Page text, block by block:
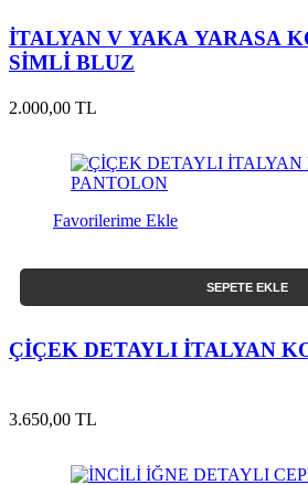
İTALYAN V YAKA YARASA
SİMLİ BLUZ
2.000,00 TL
Favorilerime Ekle
SEPETE EKLE
ÇİÇEK DETAYLI İTALYAN
3.650,00 TL